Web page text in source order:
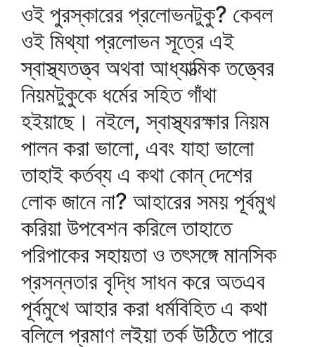
ওই পুরস্কারের প্রলোভনটুকু? কেবল
ওই মিথ্যা প্রলোভন সূত্রে এই
স্বাস্থ্যতত্ত্ব অথবা আধ্যাত্মিক তত্ত্বের
নিয়মটুকুকে ধর্মের সহিত গাঁথা
হইয়াছে। নইলে, স্বাস্থ্যরক্ষার নিয়ম
পালন করা ভালো, এবং যাহা ভালো
তাহাই কর্তব্য এ কথা কোন্‌ দেশের
লোক জানে না? আহারের সময় পূর্বমুখ
করিয়া উপবেশন করিলে তাহাতে
পরিপাকের সহায়তা ও তৎসঙ্গে মানসিক
প্রসন্নতার বৃদ্ধি সাধন করে অতএব
পূর্বমুখে আহার করা ধর্মবিহিত এ কথা
বলিলে প্রমাণ লইয়া তর্ক উঠিতে পারে